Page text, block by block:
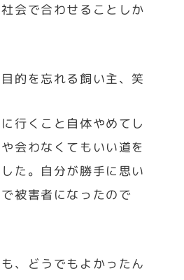
会で合わせることしか
的を忘れる飼い主、笑
行くこと自体やめてし
会わなくてもいい道を
た。自分が勝手に思い
被害者になったので
、どうでもよかったん